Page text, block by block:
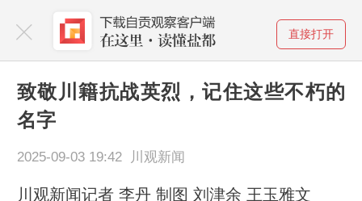
直接打开
致敬川籍抗战英烈，记住这些不朽的
名字
2025-09-03 19:42 川观新闻
川观新闻记者 李丹 制图 刘津余 王玉雅文